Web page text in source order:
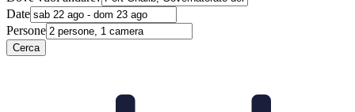
Date
Persone
Cerca